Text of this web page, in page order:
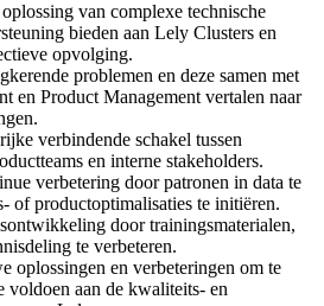
van complexe technische
bieden aan Lely Clusters en
opvolging.
problemen en deze samen met
en Product Management vertalen naar
verbindende schakel tussen
en interne stakeholders.
verbetering door patronen in data te
of productoptimalisaties te initiëren.
door trainingsmaterialen,
te verbeteren.
oplossingen en verbeteringen om te
voldoen aan de kwaliteits- en